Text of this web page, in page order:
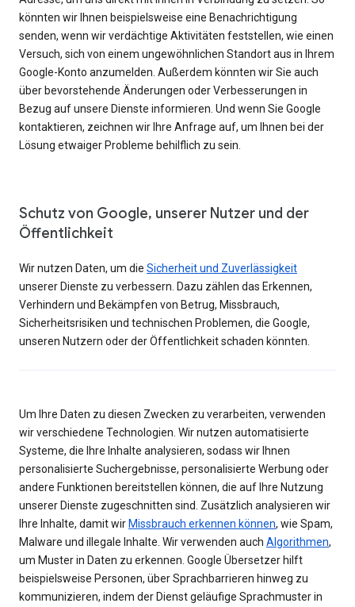
könnten wir Ihnen beispielsweise eine Benachrichtigung
senden, wenn wir verdächtige Aktivitäten feststellen, wie einen
Versuch, sich von einem ungewöhnlichen Standort aus in Ihrem
Google-Konto anzumelden. Außerdem könnten wir Sie auch
über bevorstehende Änderungen oder Verbesserungen in
Bezug auf unsere Dienste informieren. Und wenn Sie Google
kontaktieren, zeichnen wir Ihre Anfrage auf, um Ihnen bei der
Lösung etwaiger Probleme behilflich zu sein.
Schutz von Google, unserer Nutzer und der
Öffentlichkeit
Wir nutzen Daten, um die Sicherheit und Zuverlässigkeit
unserer Dienste zu verbessern. Dazu zählen das Erkennen,
Verhindern und Bekämpfen von Betrug, Missbrauch,
Sicherheitsrisiken und technischen Problemen, die Google,
unseren Nutzern oder der Öffentlichkeit schaden könnten.
Um Ihre Daten zu diesen Zwecken zu verarbeiten, verwenden
wir verschiedene Technologien. Wir nutzen automatisierte
Systeme, die Ihre Inhalte analysieren, sodass wir Ihnen
personalisierte Suchergebnisse, personalisierte Werbung oder
andere Funktionen bereitstellen können, die auf Ihre Nutzung
unserer Dienste zugeschnitten sind. Zusätzlich analysieren wir
Ihre Inhalte, damit wir Missbrauch erkennen können, wie Spam,
Malware und illegale Inhalte. Wir verwenden auch Algorithmen,
um Muster in Daten zu erkennen. Google Übersetzer hilft
beispielsweise Personen, über Sprachbarrieren hinweg zu
kommunizieren, indem der Dienst geläufige Sprachmuster in